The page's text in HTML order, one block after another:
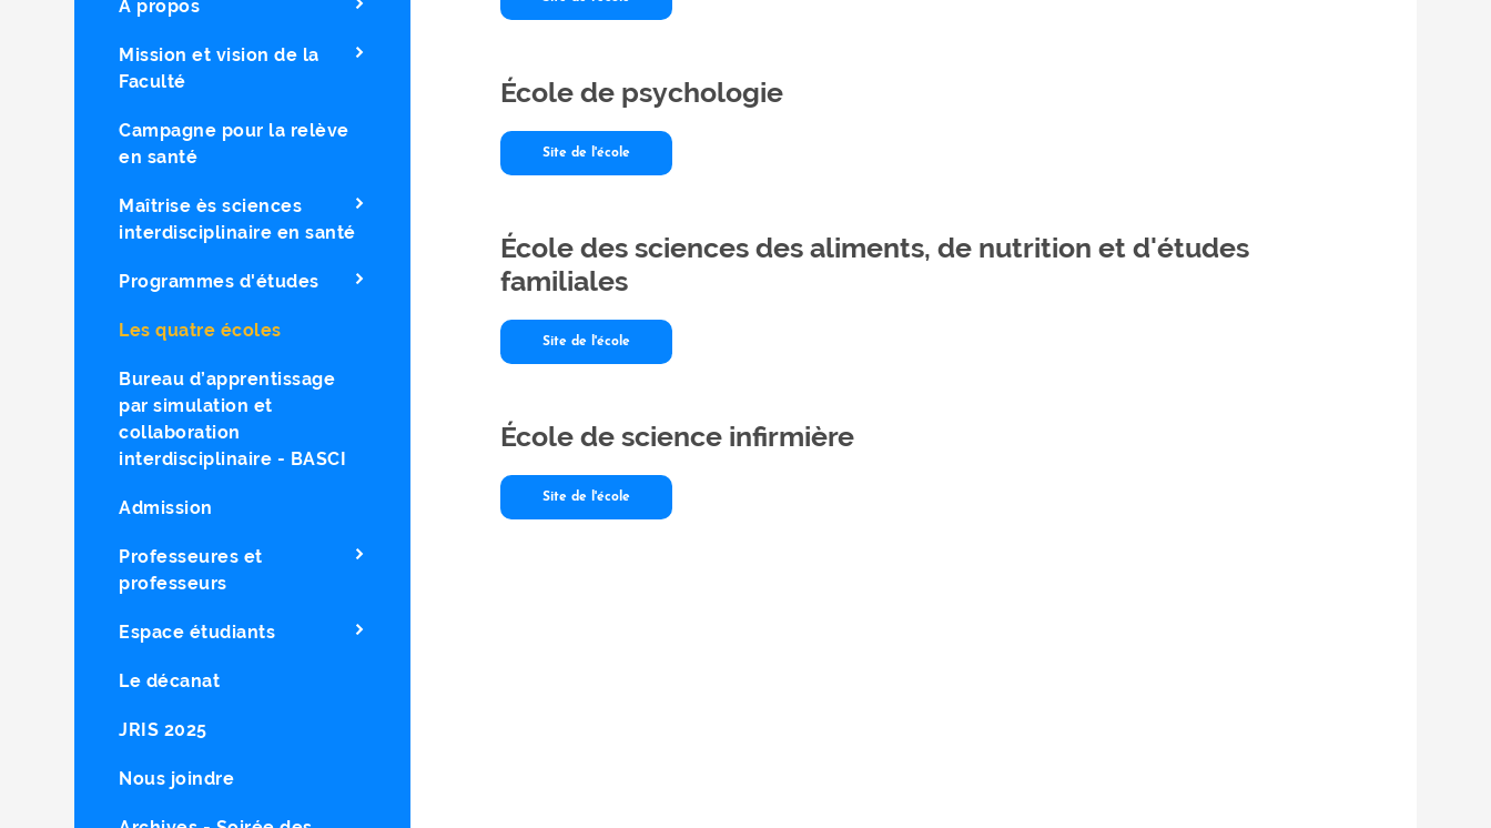
À propos
Mission et vision de la
Faculté
Campagne pour la relève
en santé
Maîtrise ès sciences
interdisciplinaire en santé
Programmes d'études
Les quatre écoles
Bureau d’apprentissage
par simulation et
collaboration
interdisciplinaire - BASCI
Admission
Professeures et
professeurs
Espace étudiants
Le décanat
JRIS 2025
Nous joindre
École de psychologie
Site de l'école
École des sciences des aliments, de nutrition et d'études
familiales
Site de l'école
École de science infirmière
Site de l'école